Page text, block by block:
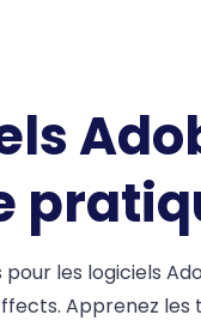
les logiciels
Apprenez les